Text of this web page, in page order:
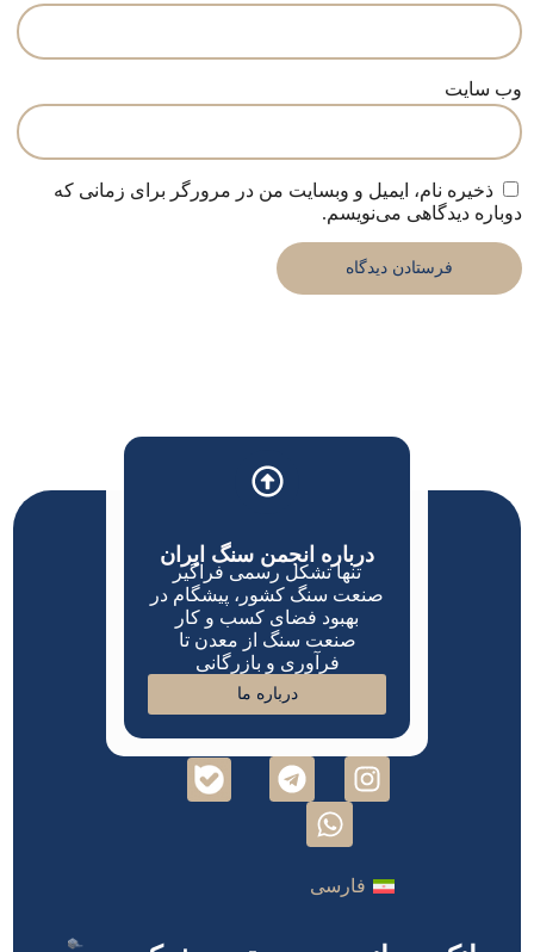
وب‌ سایت
ذخیره نام، ایمیل و وبسایت من در مرورگر برای زمانی که
دوباره دیدگاهی می‌نویسم.
درباره انجمن سنگ ایران
تنها تشکل رسمی فراگیر
صنعت سنگ کشور، پیشگام در
بهبود فضای کسب و کار
صنعت سنگ از معدن تا
فرآوری و بازرگانی
درباره ما
فارسی